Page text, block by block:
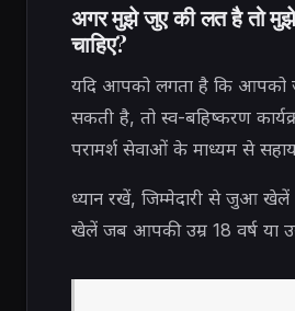
अगर मुझे जुए की लत है तो
चाहिए?
यदि आपको लगता है कि आपको
सकती है, तो स्व-बहिष्करण
परामर्श सेवाओं के माध्यम से
ध्यान रखें, जिम्मेदारी से जुआ
खेलें जब आपकी उम्र 18 वर्ष या